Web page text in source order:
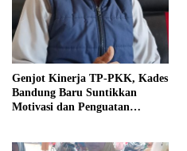
Genjot Kinerja TP-PKK, Kades
Bandung Baru Suntikkan
Motivasi dan Penguatan